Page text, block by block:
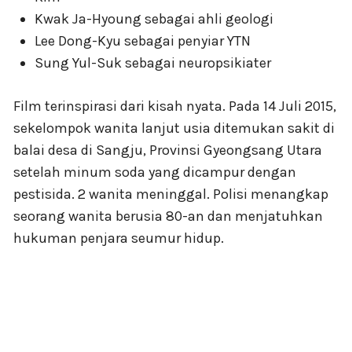
Kwak Ja-Hyoung sebagai ahli geologi
Lee Dong-Kyu sebagai penyiar YTN
Sung Yul-Suk sebagai neuropsikiater
Film terinspirasi dari kisah nyata. Pada 14 Juli 2015,
sekelompok wanita lanjut usia ditemukan sakit di
balai desa di Sangju, Provinsi Gyeongsang Utara
setelah minum soda yang dicampur dengan
pestisida. 2 wanita meninggal. Polisi menangkap
seorang wanita berusia 80-an dan menjatuhkan
hukuman penjara seumur hidup.